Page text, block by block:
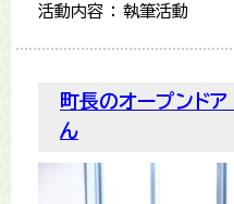
活動内容 ： 執筆活動
町長のオープンド
ん